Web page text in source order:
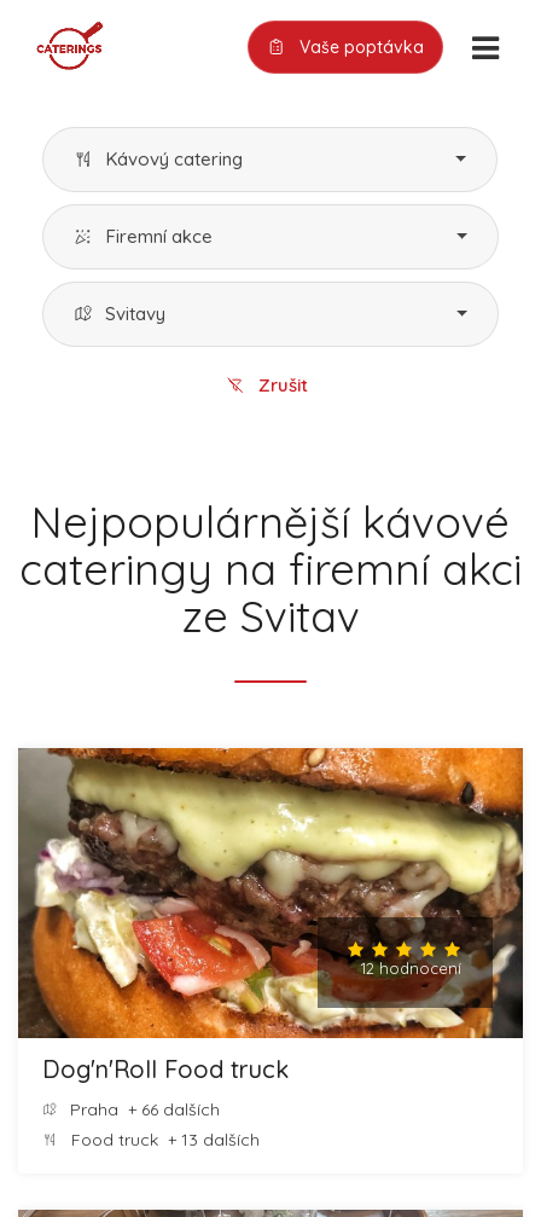
Vaše poptávka
Kávový catering
Firemní akce
Svitavy
Zrušit
Nejpopulárnější kávové
cateringy na firemní akci
ze Svitav
12 hodnocení
Dog'n'Roll Food truck
Praha + 66 dalších
Food truck + 13 dalších